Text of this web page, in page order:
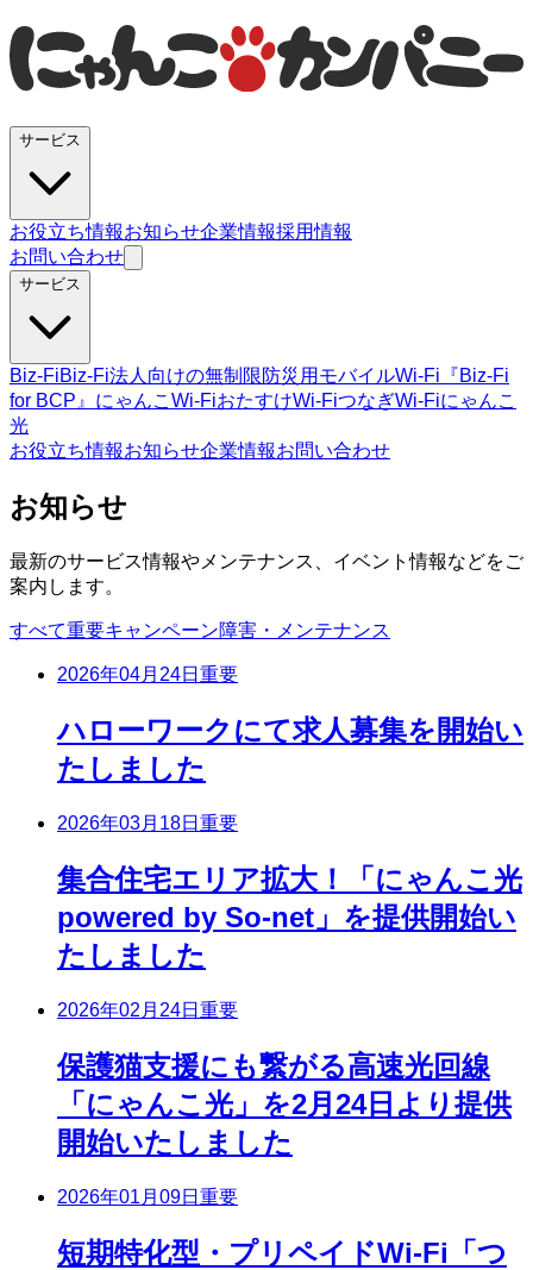
サービス
お役立ち情報お知らせ企業情報採用情報
お問い合わせ
サービス
Biz-FiBiz-Fi法人向けの無制限防災用モバイルWi-Fi『Biz-Fi
for BCP』 にゃんこWi-FiおたすけWi-FiつなぎWi-Fiにゃんこ
光
お役立ち情報お知らせ企業情報お問い合わせ
お知らせ
最新のサービス情報やメンテナンス、イベント情報などをご
案内します。
すべて重要キャンペーン障害・メンテナンス
2026年04月24日 重要
ハローワークにて求人募集を開始い
たしました
2026年03月18日 重要
集合住宅エリア拡大！「にゃんこ光
powered by So-net」を提供開始い
たしました
2026年02月24日 重要
保護猫支援にも繋がる高速光回線
「にゃんこ光」を2月24日より提供
開始いたしました
2026年01月09日 重要
短期特化型・プリペイドWi-Fi「つ